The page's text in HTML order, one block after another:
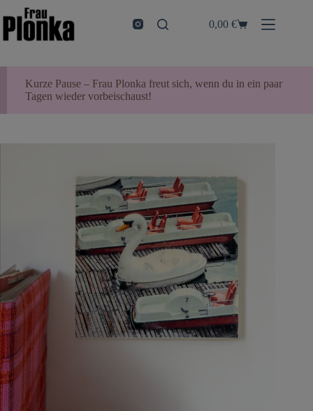
Inhalt
springen
Warenkorb
0,00€
Kurze Pause – Frau Plonka freut sich, wenn du in ein paar
Tagen wieder vorbeischaust!